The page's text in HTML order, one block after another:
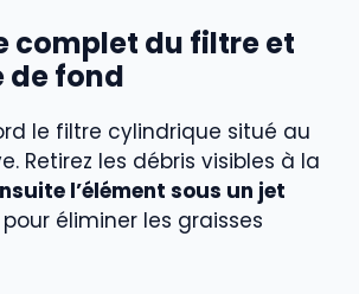
complet du filtre et
de fond
le filtre cylindrique situé au
Retirez les débris visibles à la
l’élément sous un jet
pour éliminer les graisses